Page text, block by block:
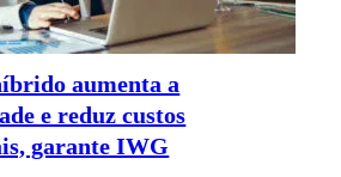
aumenta a
e reduz custos
garante IWG